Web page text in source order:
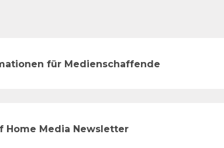
für Medienschaffende
Home Media Newsletter